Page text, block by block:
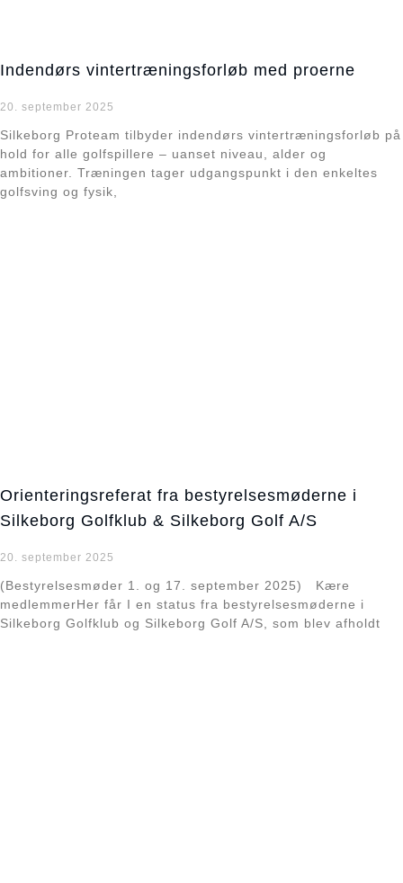
Indendørs vintertræningsforløb med proerne
20. september 2025
Silkeborg Proteam tilbyder indendørs vintertræningsforløb på
hold for alle golfspillere – uanset niveau, alder og
ambitioner. Træningen tager udgangspunkt i den enkeltes
golfsving og fysik,
Orienteringsreferat fra bestyrelsesmøderne i
Silkeborg Golfklub & Silkeborg Golf A/S
20. september 2025
(Bestyrelsesmøder 1. og 17. september 2025) Kære
medlemmerHer får I en status fra bestyrelsesmøderne i
Silkeborg Golfklub og Silkeborg Golf A/S, som blev afholdt